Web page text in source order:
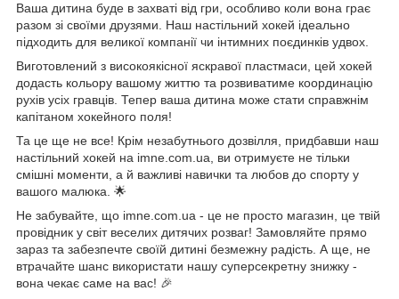
Ваша дитина буде в захваті від гри, особливо коли вона грає
разом зі своїми друзями. Наш настільний хокей ідеально
підходить для великої компанії чи інтимних поєдинків удвох.
Виготовлений з високоякісної яскравої пластмаси, цей хокей
додасть кольору вашому життю та розвиватиме координацію
рухів усіх гравців. Тепер ваша дитина може стати справжнім
капітаном хокейного поля!
Та це ще не все! Крім незабутнього дозвілля, придбавши наш
настільний хокей на imne.com.ua, ви отримуєте не тільки
смішні моменти, а й важливі навички та любов до спорту у
вашого малюка. 🌟
Не забувайте, що imne.com.ua - це не просто магазин, це твій
провідник у світ веселих дитячих розваг! Замовляйте прямо
зараз та забезпечте своїй дитині безмежну радість. А ще, не
втрачайте шанс використати нашу суперсекретну знижку -
вона чекає саме на вас! 🎉